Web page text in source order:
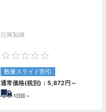
日興製綱
数量スライド割引
通常価格(税別)： 5,872円 ～
1日目～